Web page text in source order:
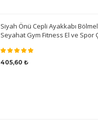
Siyah Önü Cepli Ayakkabı
Seyahat Gym Fitness El ve Spor
405,60 ₺